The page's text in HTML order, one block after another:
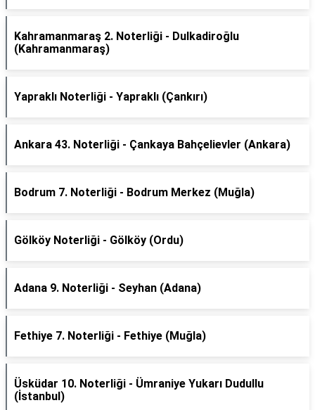
Kahramanmaraş 2. Noterliği - Dulkadiroğlu
(Kahramanmaraş)
Yapraklı Noterliği - Yapraklı (Çankırı)
Ankara 43. Noterliği - Çankaya Bahçelievler (Ankara)
Bodrum 7. Noterliği - Bodrum Merkez (Muğla)
Gölköy Noterliği - Gölköy (Ordu)
Adana 9. Noterliği - Seyhan (Adana)
Fethiye 7. Noterliği - Fethiye (Muğla)
Üsküdar 10. Noterliği - Ümraniye Yukarı Dudullu
(İstanbul)